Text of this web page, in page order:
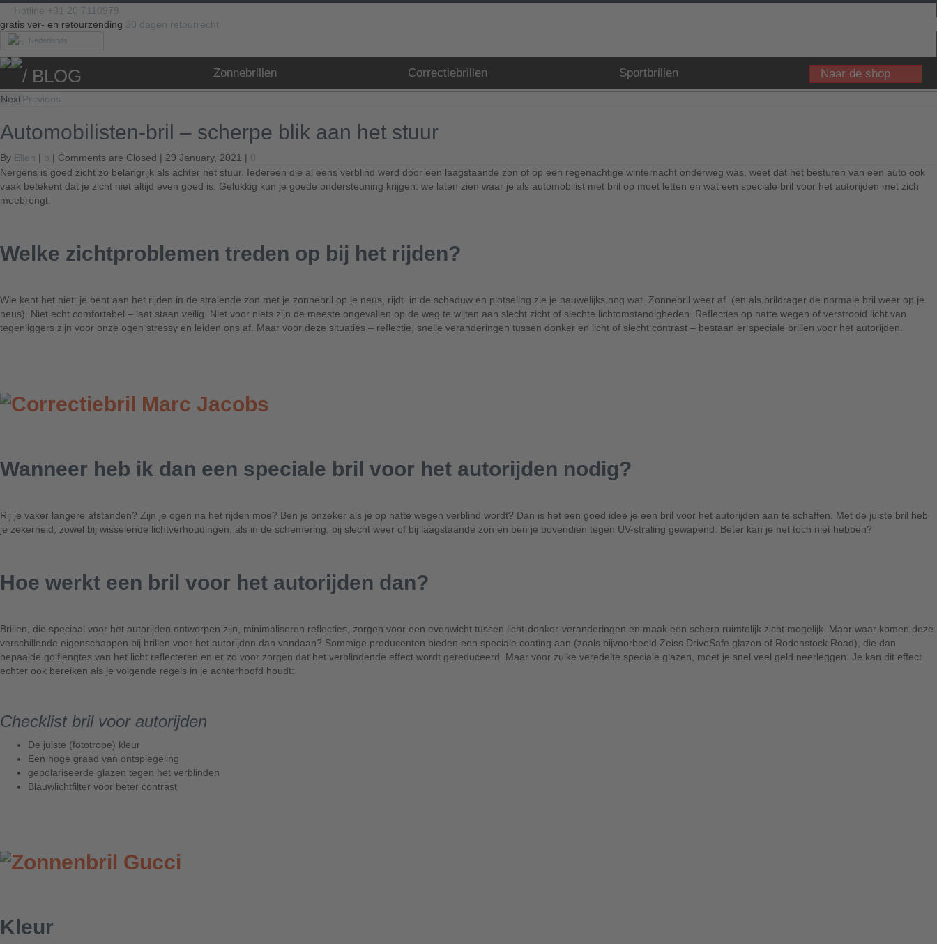
Hotline +31 20 7110979
gratis ver- en retourzending 30 dagen retourrecht
Nederlands
/ BLOG Zonnebrillen Correctiebrillen Sportbrillen Naar de shop
NextPrevious
Automobilisten-bril – scherpe blik aan het stuur
By Ellen | b | Comments are Closed | 29 January, 2021 | 0
Nergens is goed zicht zo belangrijk als achter het stuur. Iedereen die al eens verblind werd door een laagstaande zon of op een regenachtige winternacht onderweg was, weet dat het besturen van een auto ook
vaak betekent dat je zicht niet altijd even goed is. Gelukkig kun je goede ondersteuning krijgen: we laten zien waar je als automobilist met bril op moet letten en wat een speciale bril voor het autorijden met zich
meebrengt.
Welke zichtproblemen treden op bij het rijden?
Wie kent het niet: je bent aan het rijden in de stralende zon met je zonnebril op je neus, rijdt in de schaduw en plotseling zie je nauwelijks nog wat. Zonnebril weer af (en als brildrager de normale bril weer op je
neus). Niet echt comfortabel – laat staan veilig. Niet voor niets zijn de meeste ongevallen op de weg te wijten aan slecht zicht of slechte lichtomstandigheden. Reflecties op natte wegen of verstrooid licht van
tegenliggers zijn voor onze ogen stressy en leiden ons af. Maar voor deze situaties – reflectie, snelle veranderingen tussen donker en licht of slecht contrast – bestaan er speciale brillen voor het autorijden.
Wanneer heb ik dan een speciale bril voor het autorijden nodig?
Rij je vaker langere afstanden? Zijn je ogen na het rijden moe? Ben je onzeker als je op natte wegen verblind wordt? Dan is het een goed idee je een bril voor het autorijden aan te schaffen. Met de juiste bril heb
je zekerheid, zowel bij wisselende lichtverhoudingen, als in de schemering, bij slecht weer of bij laagstaande zon en ben je bovendien tegen UV-straling gewapend. Beter kan je het toch niet hebben?
Hoe werkt een bril voor het autorijden dan?
Brillen, die speciaal voor het autorijden ontworpen zijn, minimaliseren reflecties, zorgen voor een evenwicht tussen licht-donker-veranderingen en maak een scherp ruimtelijk zicht mogelijk. Maar waar komen deze
verschillende eigenschappen bij brillen voor het autorijden dan vandaan? Sommige producenten bieden een speciale coating aan (zoals bijvoorbeeld Zeiss DriveSafe glazen of Rodenstock Road), die dan
bepaalde golflengtes van het licht reflecteren en er zo voor zorgen dat het verblindende effect wordt gereduceerd. Maar voor zulke veredelte speciale glazen, moet je snel veel geld neerleggen. Je kan dit effect
echter ook bereiken als je volgende regels in je achterhoofd houdt:
Checklist bril voor autorijden
De juiste (fototrope) kleur
Een hoge graad van ontspiegeling
gepolariseerde glazen tegen het verblinden
Blauwlichtfilter voor beter contrast
Kleur